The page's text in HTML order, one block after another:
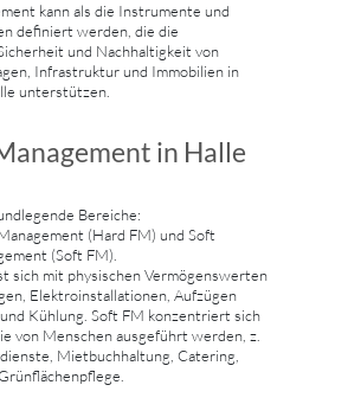
kann als die Instrumente und
definiert werden, die die
und Nachhaltigkeit von
Infrastruktur und Immobilien in
unterstützen.
in Halle
Bereiche:
(Hard FM) und Soft
(Soft FM).
sich mit physischen Vermögenswerten
Elektroinstallationen, Aufzügen
Kühlung. Soft FM konzentriert sich
von Menschen ausgeführt werden, z.
Mietbuchhaltung, Catering,